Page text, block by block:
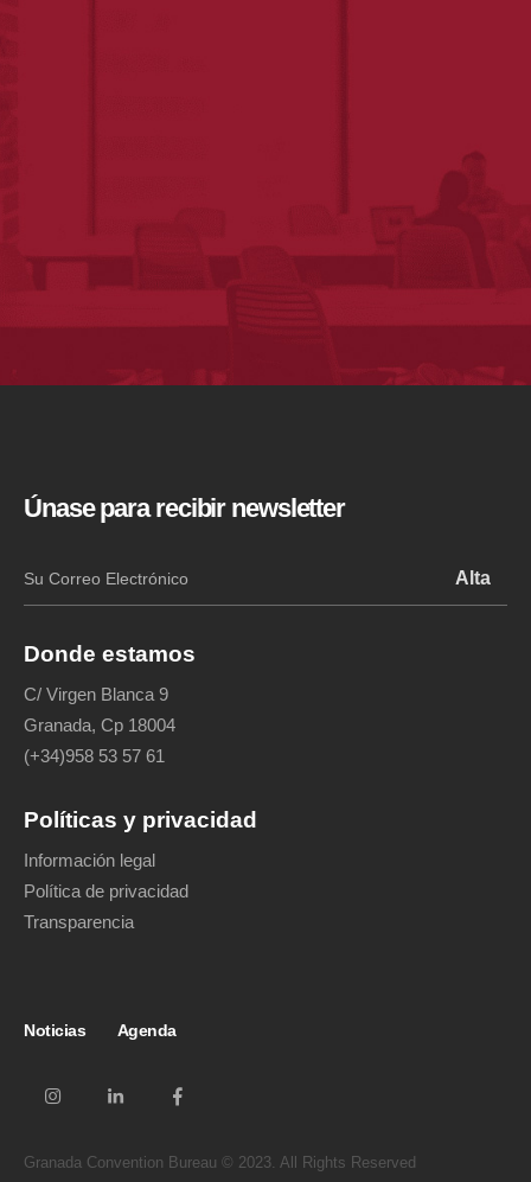
Únase para recibir newsletter
Donde estamos
C/ Virgen Blanca 9
Granada, Cp 18004
(+34)958 53 57 61
Políticas y privacidad
Información legal
Política de privacidad
Transparencia
Noticias Agenda
Granada Convention Bureau © 2023. All Rights Reserved